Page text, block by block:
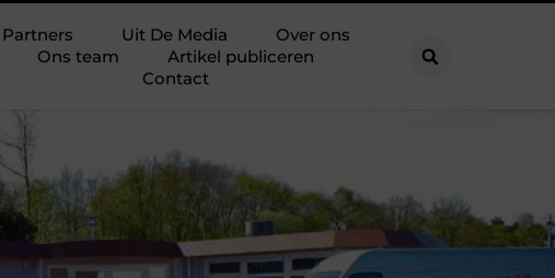
Partners Uit De Media
Over ons
Ons team
Artikel publiceren
Contact